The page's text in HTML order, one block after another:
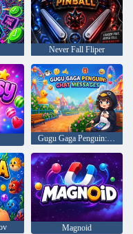
Never Fall Fliper
Gugu Gaga Penguin: Poruke chata
Magnoid